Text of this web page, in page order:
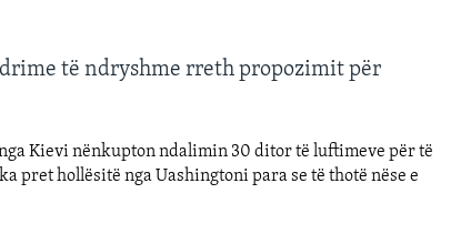
të ndryshme rreth propozimit për
Kievi nënkupton ndalimin 30 ditor të luftimeve për të
pret hollësitë nga Uashingtoni para se të thotë nëse e